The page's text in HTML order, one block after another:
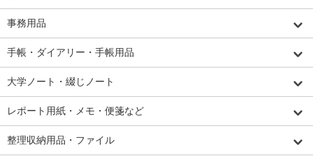
事務用品
手帳・ダイアリー・手帳用品
大学ノート・綴じノート
レポート用紙・メモ・便箋など
整理収納用品・ファイル